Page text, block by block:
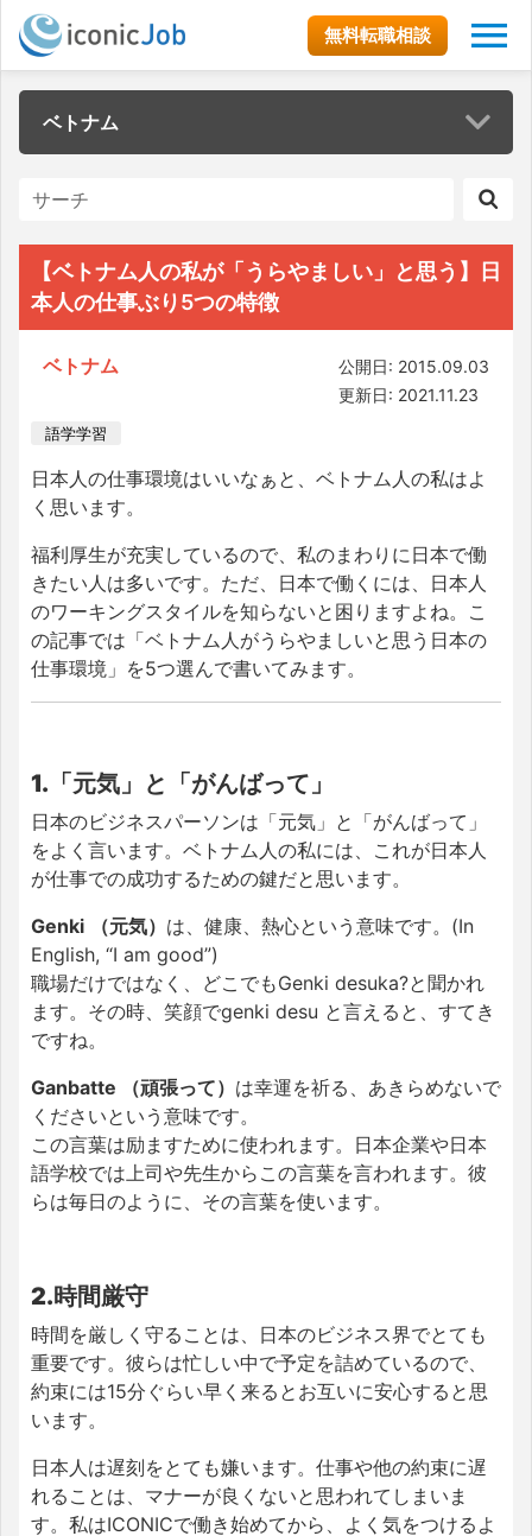
無料転職相談
ベトナム
【ベトナム人の私が「うらやましい」と思う】日
本人の仕事ぶり5つの特徴
ベトナム
公開日: 2015.09.03
更新日: 2021.11.23
語学学習
日本人の仕事環境はいいなぁと、ベトナム人の私はよ
く思います。
福利厚生が充実しているので、私のまわりに日本で働
きたい人は多いです。ただ、日本で働くには、日本人
のワーキングスタイルを知らないと困りますよね。こ
の記事では「ベトナム人がうらやましいと思う日本の
仕事環境」を5つ選んで書いてみます。
1.「元気」と「がんばって」
日本のビジネスパーソンは「元気」と「がんばって」
をよく言います。ベトナム人の私には、これが日本人
が仕事での成功するための鍵だと思います。
Genki
（元気） は、健康、熱心という意味です。(In
English, “I am good”)
職場だけではなく、どこでもGenki desuka?と聞かれ
ます。その時、笑顔でgenki desu と言えると、すてき
ですね。
Ganbatte
（頑張って） は幸運を祈る、あきらめないで
くださいという意味です。
この言葉は励ますために使われます。日本企業や日本
語学校では上司や先生からこの言葉を言われます。彼
らは毎日のように、その言葉を使います。
2.時間厳守
時間を厳しく守ることは、日本のビジネス界でとても
重要です。彼らは忙しい中で予定を詰めているので、
約束には15分ぐらい早く来るとお互いに安心すると思
います。
日本人は遅刻をとても嫌います。仕事や他の約束に遅
れることは、マナーが良くないと思われてしまいま
す。私はICONICで働き始めてから、よく気をつけるよ